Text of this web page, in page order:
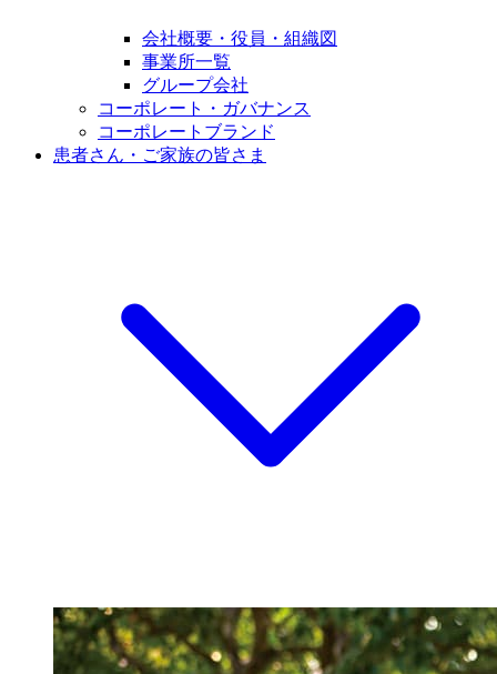
会社概要・役員・組織図
事業所一覧
グループ会社
コーポレート・ガバナンス
コーポレートブランド
患者さん・ご家族の皆さま